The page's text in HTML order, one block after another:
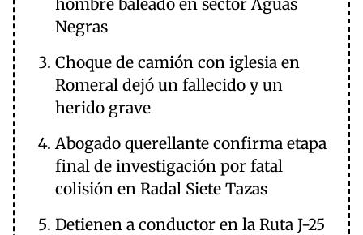
Negras
Choque de camión con iglesia en
Romeral dejó un fallecido y un
herido grave
Abogado querellante confirma etapa
final de investigación por fatal
colisión en Radal Siete Tazas
Detienen a conductor en la Ruta J-25